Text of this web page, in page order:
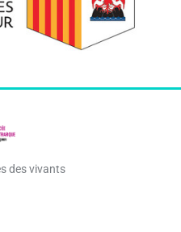
des vivants